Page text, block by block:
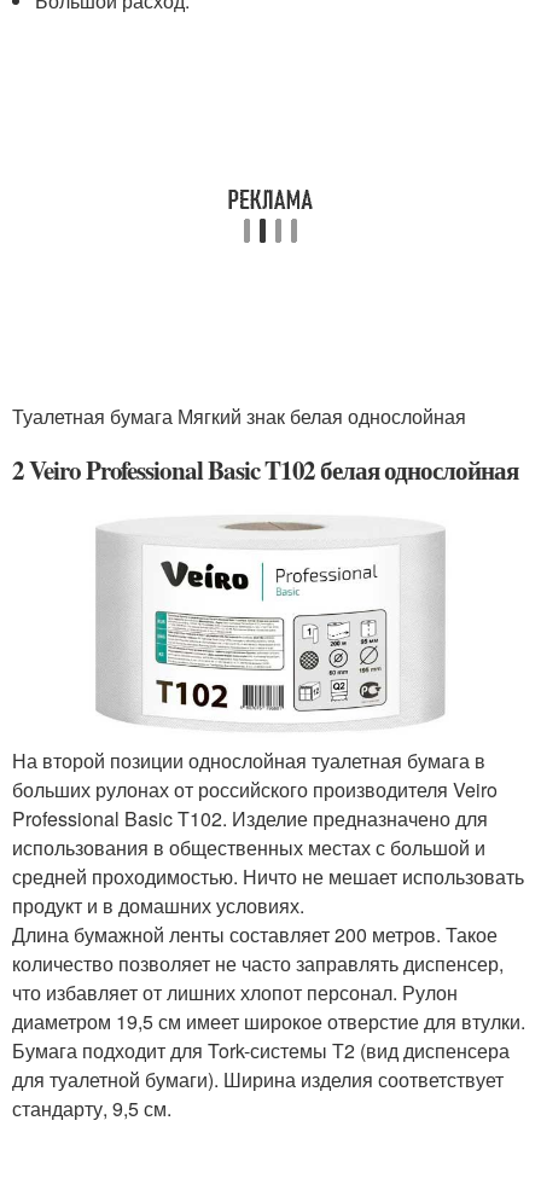
Туалетная бумага Мягкий знак белая однослойная
2 Veiro Professional Basic T102 белая однослойная
На второй позиции однослойная туалетная бумага в
больших рулонах от российского производителя Veiro
Professional Basic T102. Изделие предназначено для
использования в общественных местах с большой и
средней проходимостью. Ничто не мешает использовать
продукт и в домашних условиях.
Длина бумажной ленты составляет 200 метров. Такое
количество позволяет не часто заправлять диспенсер,
что избавляет от лишних хлопот персонал. Рулон
диаметром 19,5 см имеет широкое отверстие для втулки.
Бумага подходит для Tork-системы Т2 (вид диспенсера
для туалетной бумаги). Ширина изделия соответствует
стандарту, 9,5 см.